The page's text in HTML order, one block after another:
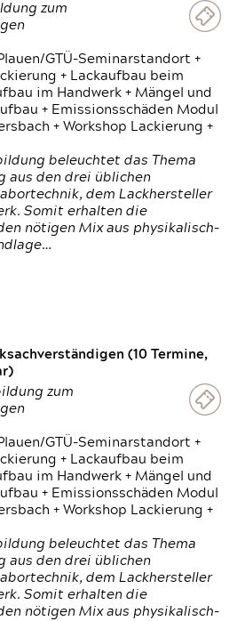
zum
GTÜ-Seminarstandort +
+ Lackaufbau beim
im Handwerk + Mängel und
+ Emissionsschäden Modul
+ Workshop Lackierung +
beleuchtet das Thema
aus den drei üblichen
dem Lackhersteller
Somit erhalten die
nötigen Mix aus physikalisch-
(10 Termine,
zum
GTÜ-Seminarstandort +
+ Lackaufbau beim
im Handwerk + Mängel und
+ Emissionsschäden Modul
+ Workshop Lackierung +
beleuchtet das Thema
aus den drei üblichen
dem Lackhersteller
Somit erhalten die
nötigen Mix aus physikalisch-